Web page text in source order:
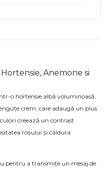
Anemone si
o hortensie albă voluminoasă,
crem, care adaugă un plus
creează un contrast
roșului și căldura
pentru a transmite un mesaj de